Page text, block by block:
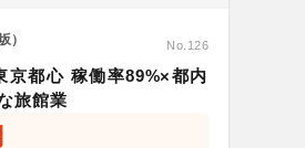
）
No.126
京都心 稼働率89%×都内
旅館業